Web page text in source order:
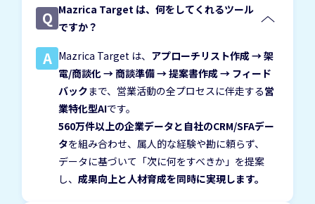
Q Mazrica Target は、何をしてくれるツール
ですか？
A Mazrica Target は、 アプローチリスト作成 → 架
電/商談化 → 商談準備 → 提案書作成 → フィード
バックまで、 営業活動の全プロセスに伴走する営
業特化型AIです。
560万件以上の企業データと自社のCRM/SFAデー
タを組み合わせ、属人的な経験や勘に頼らず、
データに基づいて 「次に何をすべきか」を提案
し、 成果向上と人材育成を同時に実現します。